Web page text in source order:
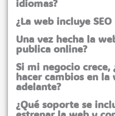
idiomas?
¿La web incluye
Una vez hecha la
publica online?
Si mi negocio crece,
hacer cambios en la
adelante?
¿Qué soporte se